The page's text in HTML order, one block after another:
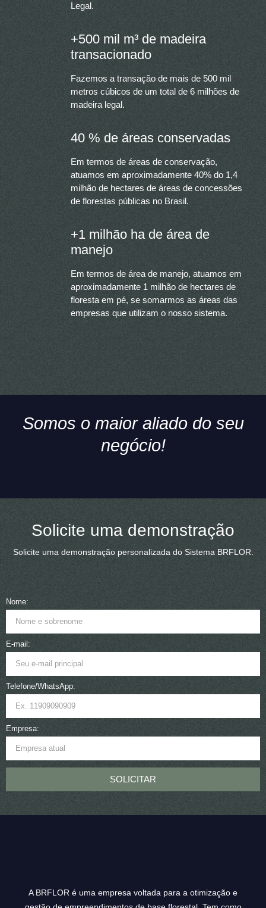
Legal.
+500 mil m³ de madeira
transacionado
Fazemos a transação de mais de 500 mil
metros cúbicos de um total de 6 milhões de
madeira legal.
40 % de áreas conservadas
Em termos de áreas de conservação,
atuamos em aproximadamente 40% do 1,4
milhão de hectares de áreas de concessões
de florestas públicas no Brasil.
+1 milhão ha de área de
manejo
Em termos de área de manejo, atuamos em
aproximadamente 1 milhão de hectares de
floresta em pé, se somarmos as áreas das
empresas que utilizam o nosso sistema.
Somos o maior aliado do seu
negócio!
Solicite uma demonstração
Solicite uma demonstração personalizada do Sistema BRFLOR.
Nome:
E-mail:
Telefone/WhatsApp:
Empresa:
SOLICITAR
A BRFLOR é uma empresa voltada para a otimização e